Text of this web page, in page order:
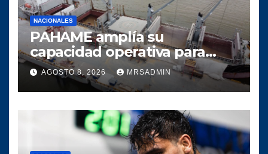
NACIONALES
PAHAME amplía su
capacidad operativa para
responder al crecimiento del
comercio marítimo
AGOSTO 8, 2026 MRSADMIN